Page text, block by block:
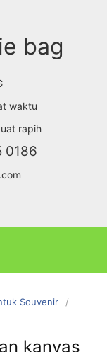
waktu
rapih
0186
Souvenir
kanvas